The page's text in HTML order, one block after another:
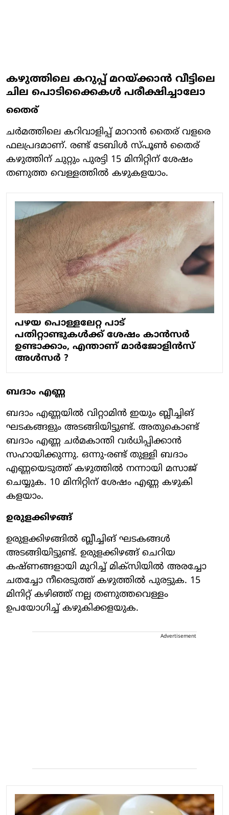
കഴുത്തിലെ കറുപ്പ് മറയ്ക്കാൻ വീട്ടിലെ
ചില പൊടിക്കൈകൾ പരീക്ഷിച്ചാലോ
തൈര്
ചർമത്തിലെ കറിവാളിപ്പ് മാറാൻ തൈര് വളരെ
ഫലപ്രദമാണ്. രണ്ട് ടേബിൾ സ്പൂൺ തൈര്
കഴുത്തിന് ചുറ്റും പുരട്ടി 15 മിനിറ്റിന് ശേഷം
തണുത്ത വെള്ളത്തിൽ കഴുകളയാം.
പഴയ പൊള്ളലേറ്റ പാട്
പതിറ്റാണ്ടുകൾക്ക് ശേഷം കാൻസർ
ഉണ്ടാക്കാം, എന്താണ് മാർജോളിൻസ്
അൾസർ ?
ബദാം എണ്ണ
ബദാം എണ്ണയിൽ വിറ്റാമിൻ ഇയും ബ്ലീച്ചിങ്
ഘടകങ്ങളും അടങ്ങിയിട്ടുണ്ട്. അതുകൊണ്ട്
ബദാം എണ്ണ ചർമകാന്തി വർധിപ്പിക്കാൻ
സഹായിക്കുന്നു. ഒന്നു-രണ്ട് തുള്ളി ബദാം
എണ്ണയെടുത്ത് കഴുത്തിൽ നന്നായി മസാജ്
ചെയ്യുക. 10 മിനിറ്റിന് ശേഷം എണ്ണ കഴുകി
കളയാം.
ഉരുളക്കിഴങ്ങ്
ഉരുളക്കിഴങ്ങിൽ ബ്ലീച്ചിങ് ഘടകങ്ങൾ
അടങ്ങിയിട്ടുണ്ട്. ഉരുളക്കിഴങ്ങ് ചെറിയ
കഷ്ണങ്ങളായി മുറിച്ച് മിക്സിയിൽ അരച്ചോ
ചതച്ചോ നീരെടുത്ത് കഴുത്തിൽ പുരട്ടുക. 15
മിനിറ്റ് കഴിഞ്ഞ് നല്ല തണുത്തവെള്ളം
ഉപയോഗിച്ച് കഴുകിക്കളയുക.
Advertisement